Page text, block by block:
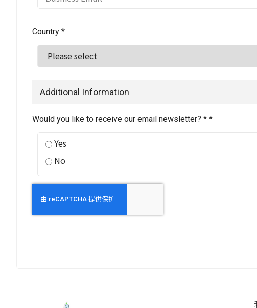
Country *
Additional Information
Would you like to receive our email newsletter? * *
Yes
No